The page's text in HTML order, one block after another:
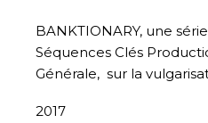
BANKTIONARY, une
Séquences Clés
Générale, sur la
2017